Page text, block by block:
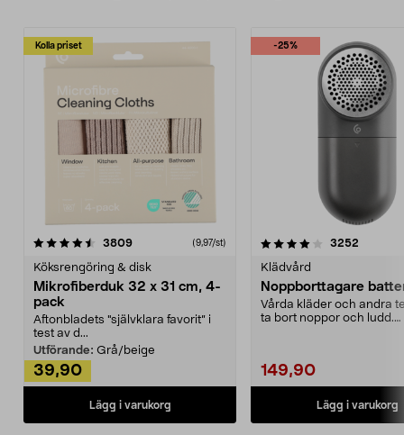
Kolla priset
3809recensioner (9,97/st)
Köksrengöring & disk
Mikrofiberduk 32 x 31 cm, 4-
pack
Aftonbladets "självklara favorit” i
test av d...
Utförande: Grå/beige
39,90
Lägg i varukorg
-25%
4.0av 5 stjärnor 3252
Klädvård
Noppborttagare
Vårda kläder och andra
ta bort noppor och ludd.
149,90
Lägg i varukorg
4.5av 5 stjärnor